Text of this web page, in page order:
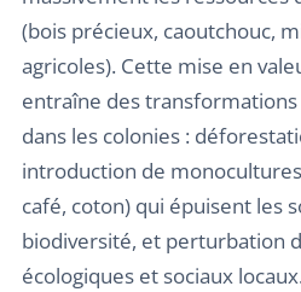
(bois précieux, caoutchouc,
agricoles). Cette mise en
entraîne des
dans les colonies :
introduction de
café, coton) qui épuisent les
biodiversité, et perturbation
écologiques et sociaux locaux.